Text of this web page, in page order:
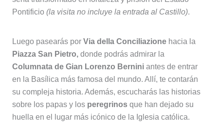
Pontificio (la visita no incluye la entrada al Castillo).
Luego pasearás por Via della Conciliazionehacia la
Piazza San Pietro,donde podrás admirar la
Columnata de Gian Lorenzo Berniniantes de entrar
en la Basílica más famosa del mundo. Allí, te contarán
su compleja historia. Además, escucharás las historias
sobre los papas y los peregrinos que han dejado su
huella en el lugar más icónico de la Iglesia católica.